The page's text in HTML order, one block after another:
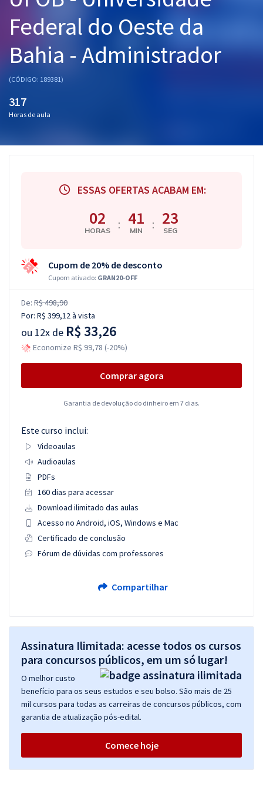
Graduação
Conteúdo gratuito
Federal do Oeste da
Bahia - Administrador
(CÓDIGO: 189381)
317
Horas de aula
ESSAS OFERTAS ACABAM EM:
02
HORAS : 41
MIN : 22
SEG
Cupom de 20% de desconto
Cupom ativado: GRAN20-OFF
De: R$ 498,90
Por: R$ 399,12à vista
ou 12x de R$ 33,26
Economize R$ 99,78 (-20%)
Comprar agora
Garantia de devolução do dinheiro em 7 dias.
Este curso inclui:
Videoaulas
Audioaulas
PDFs
160 dias para acessar
Download ilimitado das aulas
Acesso no Android, iOS, Windows e Mac
Certificado de conclusão
Fórum de dúvidas com professores
Compartilhar
Assinatura Ilimitada: acesse todos os cursos
para concursos públicos, em um só lugar!
O melhor custo
benefício para os seus estudos e seu bolso. São mais de 25
mil cursos para todas as carreiras de concursos públicos, com
garantia de atualização pós-edital.
Comece hoje